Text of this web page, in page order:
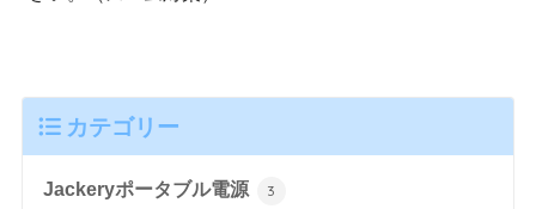
カテゴリー
Jackeryポータブル電源 3